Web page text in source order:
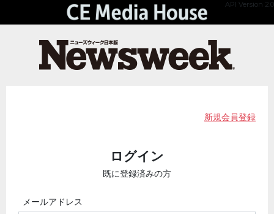
API Version 2.0
新規会員登録
ログイン
既に登録済みの方
メールアドレス